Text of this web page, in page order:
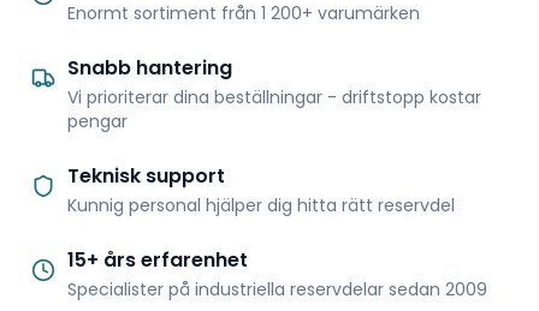
Enormt sortiment från 1 200+ varumärken
Snabb hantering
Vi prioriterar dina beställningar - driftstopp kostar
pengar
Teknisk support
Kunnig personal hjälper dig hitta rätt reservdel
15+ års erfarenhet
Specialister på industriella reservdelar sedan 2009